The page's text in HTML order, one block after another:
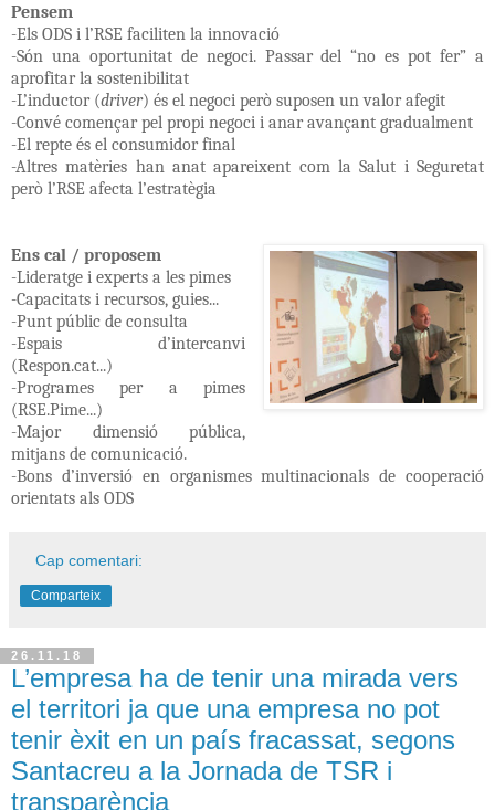
Pensem
-Els ODS i l’RSE faciliten la innovació
-Són una oportunitat de negoci. Passar del “no es pot fer” a
aprofitar la sostenibilitat
-L’inductor (driver) és el negoci però suposen un valor afegit
-Convé començar pel propi negoci i anar avançant gradualment
-El repte és el consumidor final
-Altres matèries han anat apareixent com la Salut i Seguretat
però l’RSE afecta l’estratègia
Ens cal / proposem
-Lideratge i experts a les pimes
-Capacitats i recursos, guies...
-Punt públic de consulta
-Espais d’intercanvi
(Respon.cat...)
-Programes per a pimes
(RSE.Pime...)
-Major dimensió pública,
mitjans de comunicació.
-Bons d’inversió en organismes multinacionals de cooperació
orientats als ODS
Cap comentari:
Comparteix
26.11.18
L’empresa ha de tenir una mirada vers
el territori ja que una empresa no pot
tenir èxit en un país fracassat, segons
Santacreu a la Jornada de TSR i
transparència